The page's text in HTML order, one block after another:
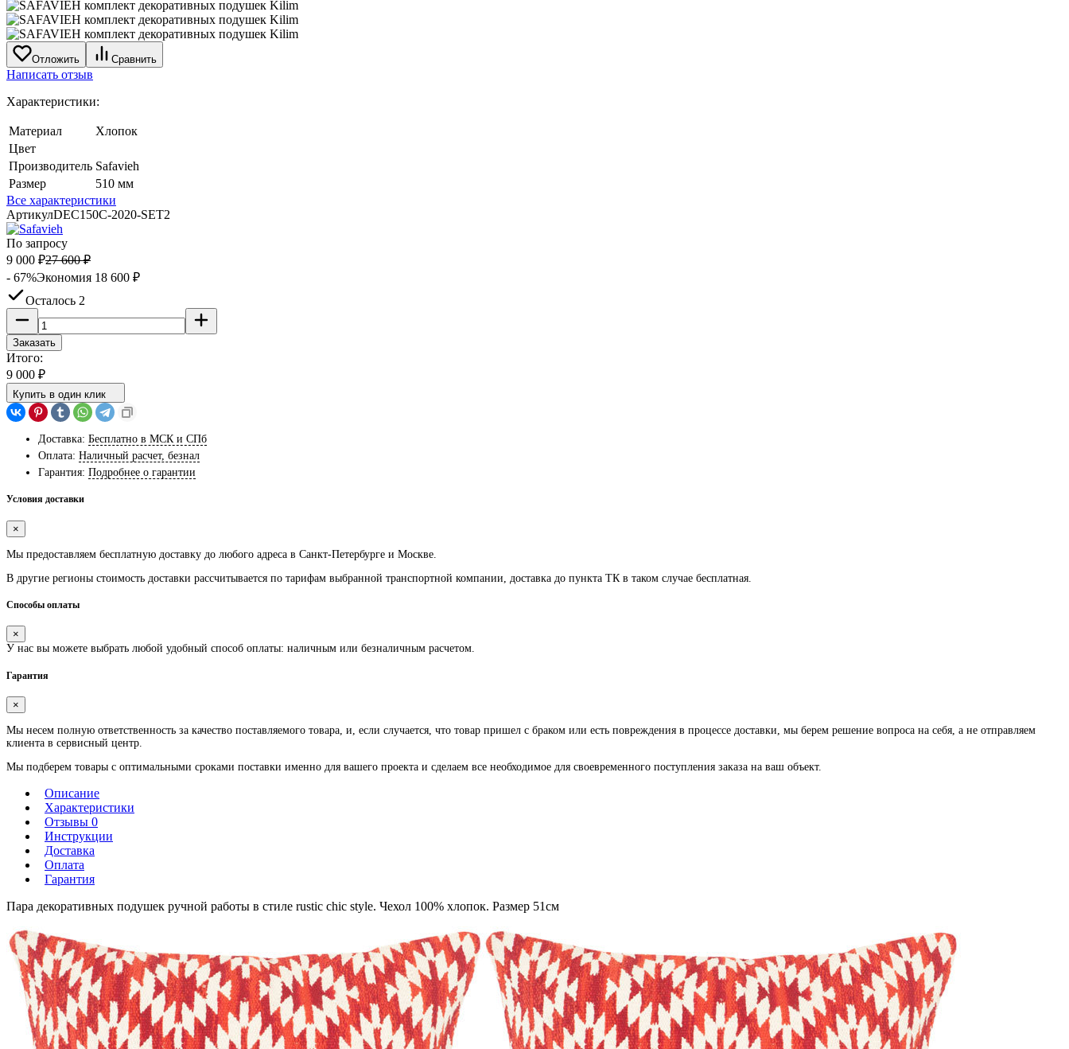
Отложить Сравнить
Написать отзыв
Характеристики:
Материал
Хлопок
Цвет
Производитель Safavieh
Размер
510 мм
Все характеристики
АртикулDEC150C-2020-SET2
По запросу
9 000 ₽27 600 ₽
- 67%Экономия 18 600 ₽
Осталось 2
Заказать
Итого:
9 000 ₽
Купить в один клик
Доставка: Бесплатно в МСК и СПб
Оплата: Наличный расчет, безнал
Гарантия: Подробнее о гарантии
Условия доставки
×
Мы предоставляем бесплатную доставку до любого адреса в Санкт-Петербурге и Москве.
В другие регионы стоимость доставки рассчитывается по тарифам выбранной транспортной компании, доставка до пункта ТК в таком случае бесплатная
Способы оплаты
×
У нас вы можете выбрать любой удобный способ оплаты: наличным или безналичным расчетом.
Гарантия
×
Мы несем полную ответственность за качество поставляемого товара, и, если случается, что товар пришел с браком или есть повреждения в процессе доставки, мы берем решение вопроса на себя, а не отправляем
клиента в сервисный центр.
Мы подберем товары с оптимальными сроками поставки именно для вашего проекта и сделаем все необходимое для своевременного поступления заказа на ваш объект.
Описание
Характеристики
Отзывы 0
Инструкции
Доставка
Оплата
Гарантия
Пара декоративных подушек ручной работы в стиле rustic chic style. Чехол 100% хлопок. Размер 51см